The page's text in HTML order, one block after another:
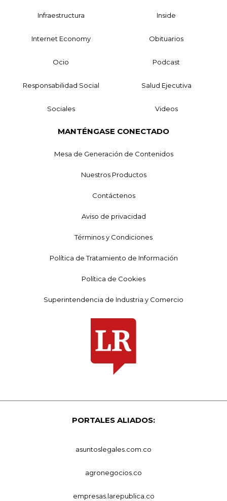
Infraestructura Inside
Internet Economy Obituarios
Ocio Podcast
Responsabilidad Social Salud Ejecutiva
Sociales Videos
MANTÉNGASE CONECTADO
Mesa de Generación de Contenidos
Nuestros Productos
Contáctenos
Aviso de privacidad
Términos y Condiciones
Política de Tratamiento de Información
Política de Cookies
Superintendencia de Industria y Comercio
PORTALES ALIADOS:
asuntoslegales.com.co
agronegocios.co
empresas.larepublica.co